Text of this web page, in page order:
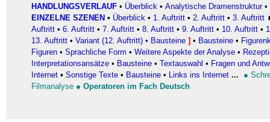
HANDLUNGSVERLAUF • Überblick • Analytische Dramenstruktur•
EINZELNE SZENEN • Überblick • 1. Auftritt • 2. Auftritt • 3. Auftritt
Auftritt • 6. Auftritt • 7. Auftritt • 8. Auftritt • 9. Auftritt • 10. Auftritt •
13. Auftritt • Variant (12. Auftritt) • Bausteine ] • Bausteine •
Figuren • Sprachliche Form • Weitere Aspekte der Analyse •
Interpretationsansätze • Bausteine • Textauswahl • Fragen und
Internet ▪ Sonstige Texte • Bausteine • Links ins Internet ... ●
Filmanalyse ● Operatoren im Fach Deutsch